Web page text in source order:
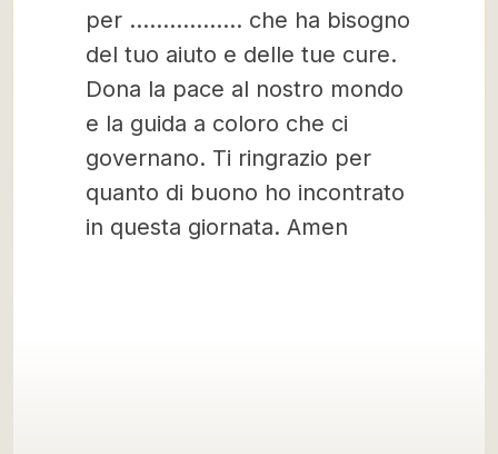
per …………….. che ha bisogno
del tuo aiuto e delle tue cure.
Dona la pace al nostro mondo
e la guida a coloro che ci
governano. Ti ringrazio per
quanto di buono ho incontrato
in questa giornata. Amen